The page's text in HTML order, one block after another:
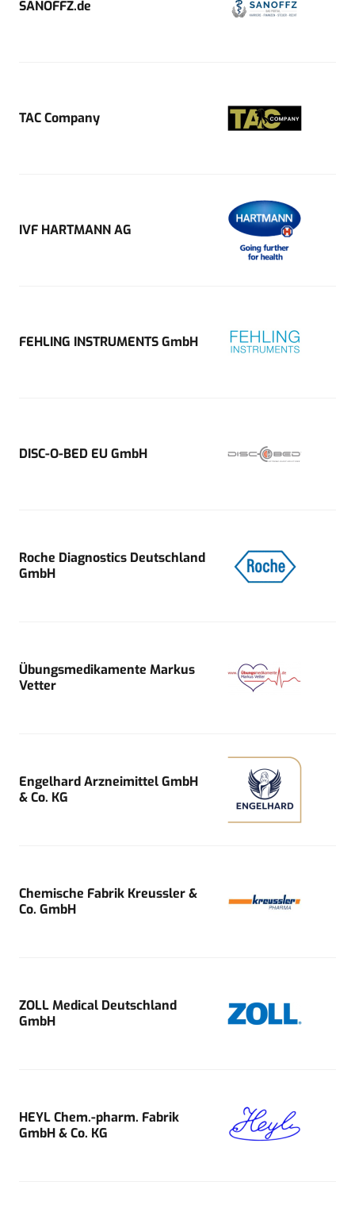
SANOFFZ.de
TAC Company
IVF HARTMANN AG
FEHLING INSTRUMENTS GmbH
DISC-O-BED EU GmbH
Roche Diagnostics Deutschland
GmbH
Übungsmedikamente Markus
Vetter
Engelhard Arzneimittel GmbH
& Co. KG
Chemische Fabrik Kreussler &
Co. GmbH
ZOLL Medical Deutschland
GmbH
HEYL Chem.-pharm. Fabrik
GmbH & Co. KG